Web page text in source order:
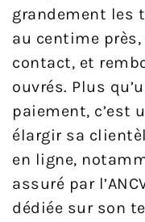
grandement les
au centime
contact, et
ouvrés. Plus
paiement, c’est
élargir sa
en ligne,
assuré par
dédiée sur son